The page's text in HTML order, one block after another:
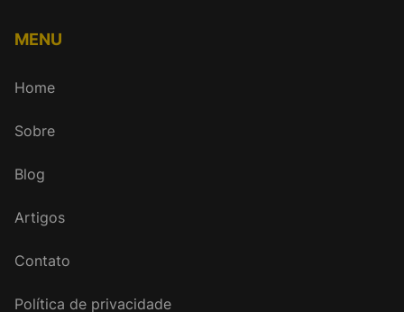
MENU
Home
Sobre
Blog
Artigos
Contato
Política de privacidade